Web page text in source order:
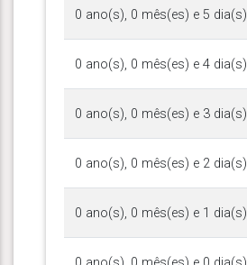
0 ano(s), 0 mês(es) e 5 dia(s)
0 ano(s), 0 mês(es) e 4 dia(s)
0 ano(s), 0 mês(es) e 3 dia(s)
0 ano(s), 0 mês(es) e 2 dia(s)
0 ano(s), 0 mês(es) e 1 dia(s)